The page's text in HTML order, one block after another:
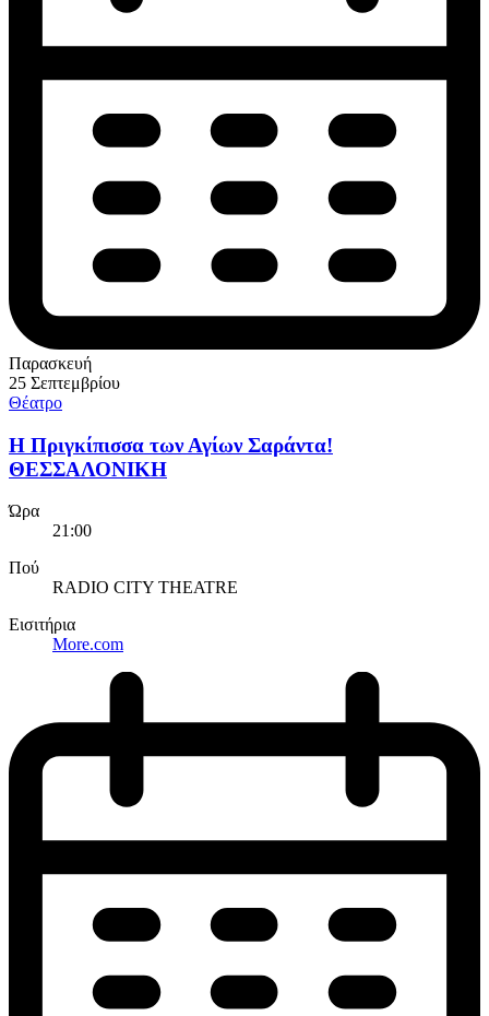
Παρασκευή
25 Σεπτεμβρίου
Θέατρο
Η Πριγκίπισσα των Αγίων Σαράντα!
ΘΕΣΣΑΛΟΝΙΚΗ
Ώρα
21:00
Πού
RADIO CITY THEATRE
Εισιτήρια
More.com